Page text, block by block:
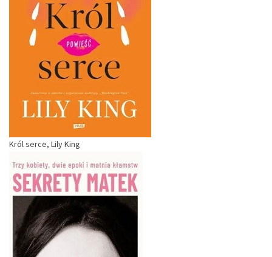
Król serce, Lily King